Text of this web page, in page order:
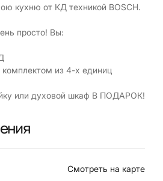
кухню от КД техникой BOSCH.
просто! Вы:
из 4-х единиц
или духовой шкаф В ПОДАРОК!
Смотреть на карте